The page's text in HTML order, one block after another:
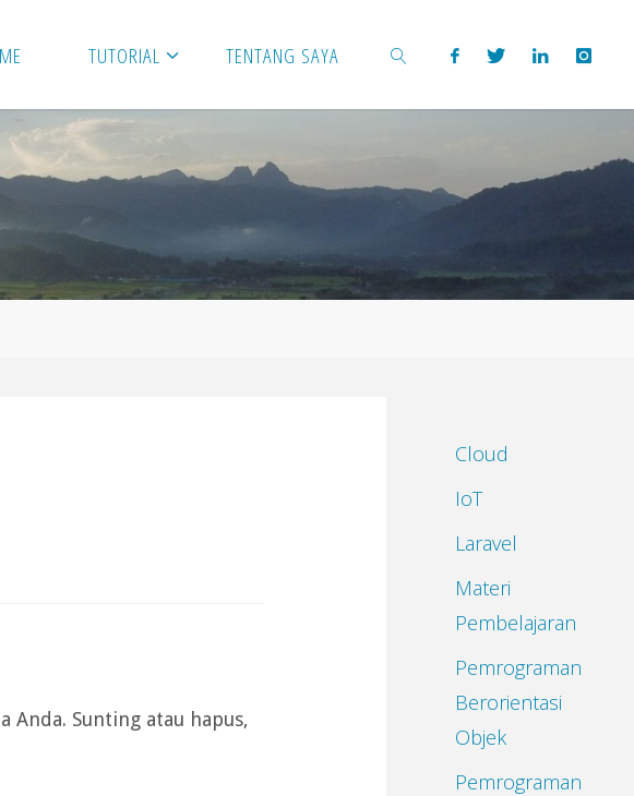
TUTORIAL TENTANG SAYA
Anda. Sunting atau hapus,
Cloud
IoT
Laravel
Materi
Pembelajaran
Pemrograman
Berorientasi
Objek
Pemrograman